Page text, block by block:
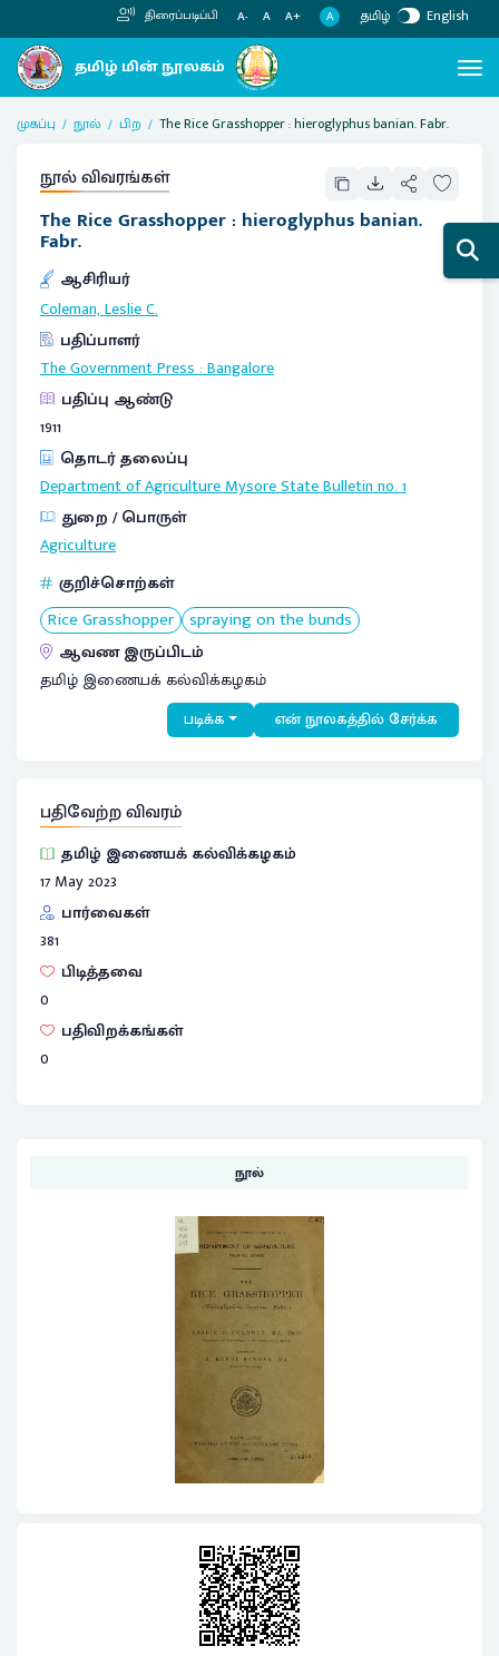
திரைப்படிப்பி A- A A+ A தமிழ் English
முகப்பு நூல் பிற The Rice Grasshopper : hieroglyphus banian. Fabr.
நூல் விவரங்கள்
The Rice Grasshopper : hieroglyphus banian.
Fabr.
ஆசிரியர்
Coleman, Leslie C.
பதிப்பாளர்
The Government Press:Bangalore
பதிப்பு ஆண்டு
1911
தொடர் தலைப்பு
Department of Agriculture Mysore StateBulletin no. 1
துறை / பொருள்
Agriculture
குறிச்சொற்கள்
Rice Grasshopper spraying on the bunds
ஆவண இருப்பிடம்
தமிழ் இணையக் கல்விக்கழகம்
படிக்க என் நூலகத்தில் சேர்க்க
பதிவேற்ற விவரம்
தமிழ் இணையக் கல்விக்கழகம்
17 May 2023
பார்வைகள்
381
பிடித்தவை
0
பதிவிறக்கங்கள்
0
நூல்